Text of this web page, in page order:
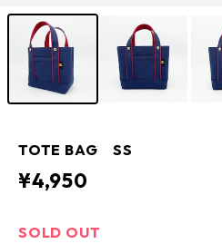
TOTE BAG SS
¥4,950
SOLD OUT